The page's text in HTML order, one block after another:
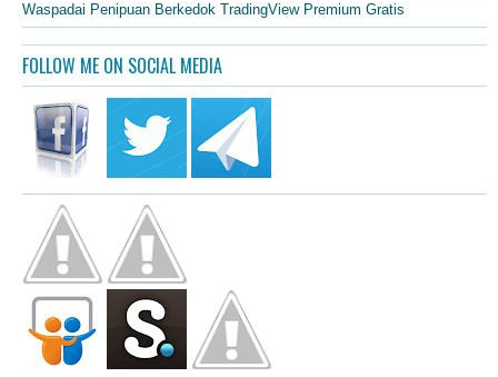
Waspadai Penipuan Berkedok TradingView Premium Gratis
FOLLOW ME ON SOCIAL MEDIA